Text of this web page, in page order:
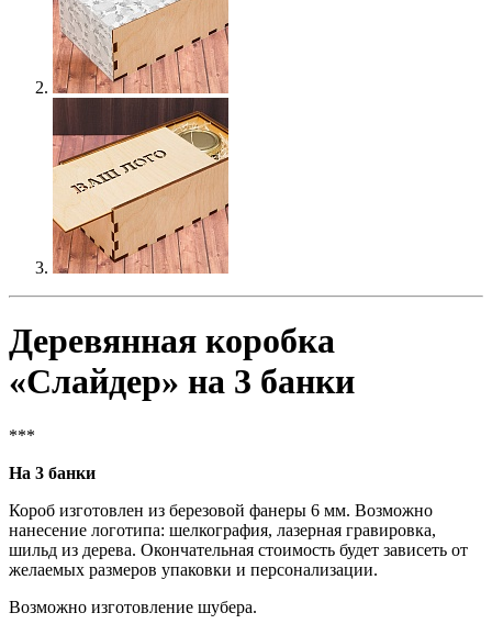
Деревянная коробка
«Слайдер» на 3 банки
***
На 3 банки
Короб изготовлен из березовой фанеры 6 мм. Возможно
нанесение логотипа: шелкография, лазерная гравировка,
шильд из дерева. Окончательная стоимость будет зависеть от
желаемых размеров упаковки и персонализации.
Возможно изготовление шубера.